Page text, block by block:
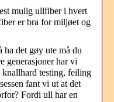
mulig ullfiber i hvert
er bra for miljøet og
det gøy ute må du
generasjoner har vi
testing, feiling
fant vi ut at det
Fordi ull har en